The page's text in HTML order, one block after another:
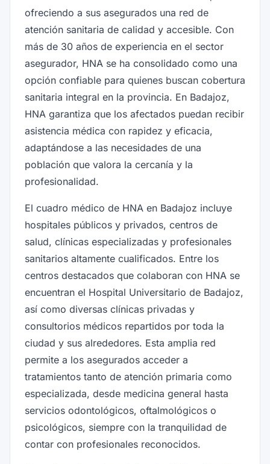
ofreciendo a sus asegurados una red de
atención sanitaria de calidad y accesible. Con
más de 30 años de experiencia en el sector
asegurador, HNA se ha consolidado como una
opción confiable para quienes buscan cobertura
sanitaria integral en la provincia. En Badajoz,
HNA garantiza que los afectados puedan recibir
asistencia médica con rapidez y eficacia,
adaptándose a las necesidades de una
población que valora la cercanía y la
profesionalidad.
El cuadro médico de HNA en Badajoz incluye
hospitales públicos y privados, centros de
salud, clínicas especializadas y profesionales
sanitarios altamente cualificados. Entre los
centros destacados que colaboran con HNA se
encuentran el Hospital Universitario de Badajoz,
así como diversas clínicas privadas y
consultorios médicos repartidos por toda la
ciudad y sus alrededores. Esta amplia red
permite a los asegurados acceder a
tratamientos tanto de atención primaria como
especializada, desde medicina general hasta
servicios odontológicos, oftalmológicos o
psicológicos, siempre con la tranquilidad de
contar con profesionales reconocidos.